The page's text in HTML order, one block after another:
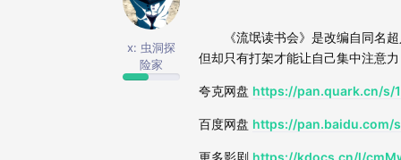
x: 虫洞探
险家
《流氓读书会》是改编自同名超
但却只有打架才能让自己集中注意
夸克网盘 https://pan.quark.cn/s/
百度网盘 https://pan.baidu.com/
更多影剧 https://kdocs.cn/l/